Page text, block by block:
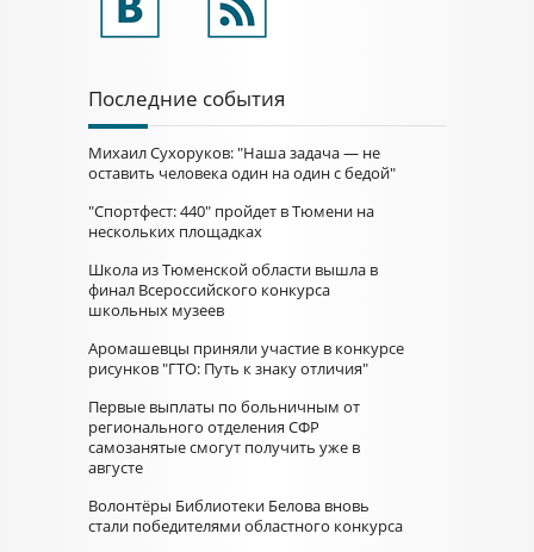
Последние события
Михаил Сухоруков: "Наша задача — не
оставить человека один на один с бедой"
"Спортфест: 440" пройдет в Тюмени на
нескольких площадках
Школа из Тюменской области вышла в
финал Всероссийского конкурса
школьных музеев
Аромашевцы приняли участие в конкурсе
рисунков "ГТО: Путь к знаку отличия"
Первые выплаты по больничным от
регионального отделения СФР
самозанятые смогут получить уже в
августе
Волонтёры Библиотеки Белова вновь
стали победителями областного конкурса